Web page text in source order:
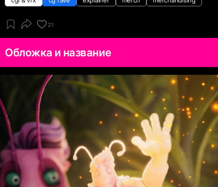
21
Обложка и название